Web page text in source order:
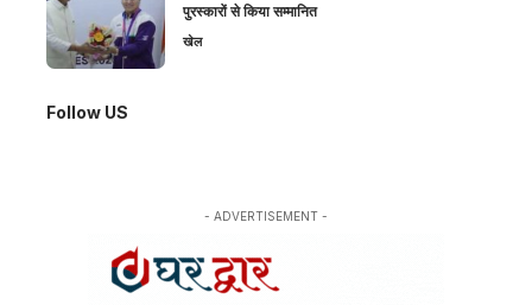
पुरस्कारों से किया सम्मानित
खेल
Follow US
- ADVERTISEMENT -